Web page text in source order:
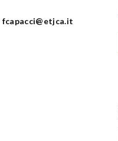
fcapacci@etjca.it